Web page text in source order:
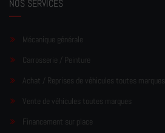
NOS SERVICES
Mécanique générale
Carrosserie / Peinture
Achat / Reprises de véhicules toutes marques
Vente de véhicules toutes marques
Financement sur place